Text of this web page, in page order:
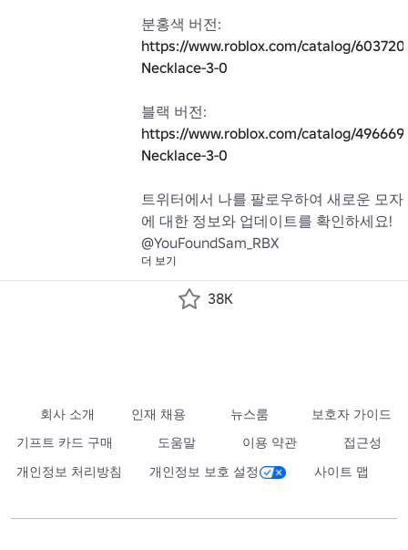
https://www.roblox.com/catalog/
Necklace-3-0
https://www.roblox.com/catalog/
Necklace-3-0
트위터에서 나를 팔로우하여 새로운 모자
에 대한 정보와 업데이트를 확인하세요!
@YouFoundSam_RBX
더 보기
38K
회사 소개 인재 채용 뉴스룸
보호자 가이드
기프트 카드 구매
도움말 이용 약관
접근성
개인정보 처리방침
개인정보 보호 설정 사이트 맵